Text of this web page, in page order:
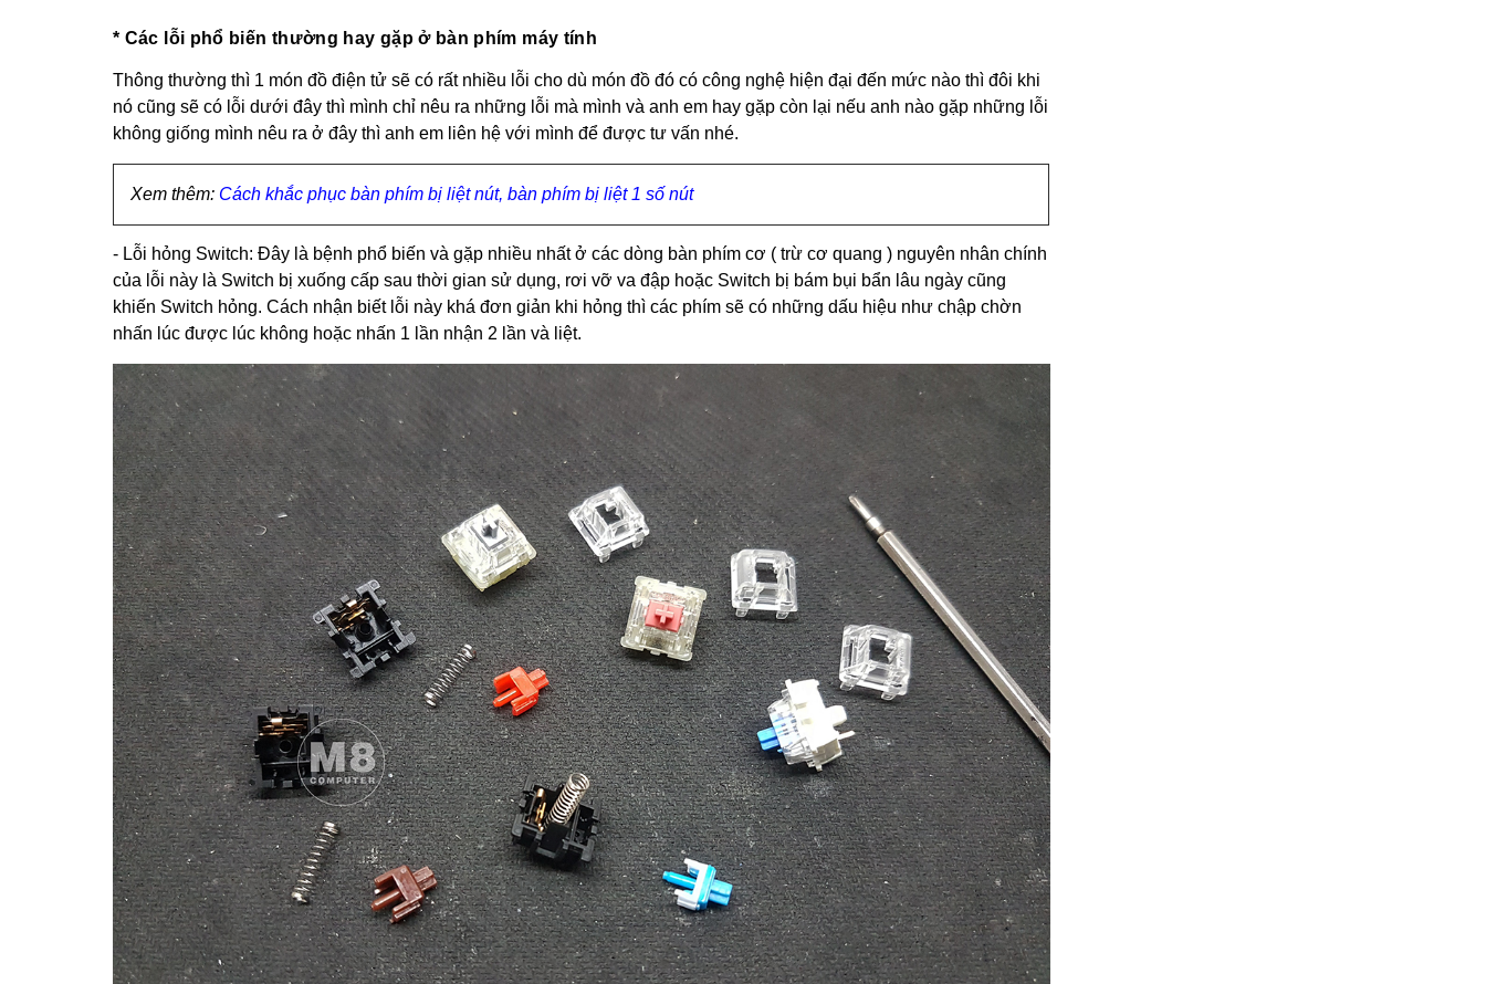
* Các lỗi phổ biến thường hay gặp ở bàn phím máy tính
Thông thường thì 1 món đồ điện tử sẽ có rất nhiều lỗi cho dù món đồ đó có công nghệ hiện đại đến mức nào thì đôi khi
nó cũng sẽ có lỗi dưới đây thì mình chỉ nêu ra những lỗi mà mình và anh em hay gặp còn lại nếu anh nào gặp những lỗi
không giống mình nêu ra ở đây thì anh em liên hệ với mình để được tư vấn nhé.
Xem thêm: Cách khắc phục bàn phím bị liệt nút, bàn phím bị liệt 1 số nút
- Lỗi hỏng Switch: Đây là bệnh phổ biến và gặp nhiều nhất ở các dòng bàn phím cơ ( trừ cơ quang ) nguyên nhân chính
của lỗi này là Switch bị xuống cấp sau thời gian sử dụng, rơi vỡ va đập hoặc Switch bị bám bụi bẩn lâu ngày cũng
khiến Switch hỏng. Cách nhận biết lỗi này khá đơn giản khi hỏng thì các phím sẽ có những dấu hiệu như chập chờn
nhấn lúc được lúc không hoặc nhấn 1 lần nhận 2 lần và liệt.